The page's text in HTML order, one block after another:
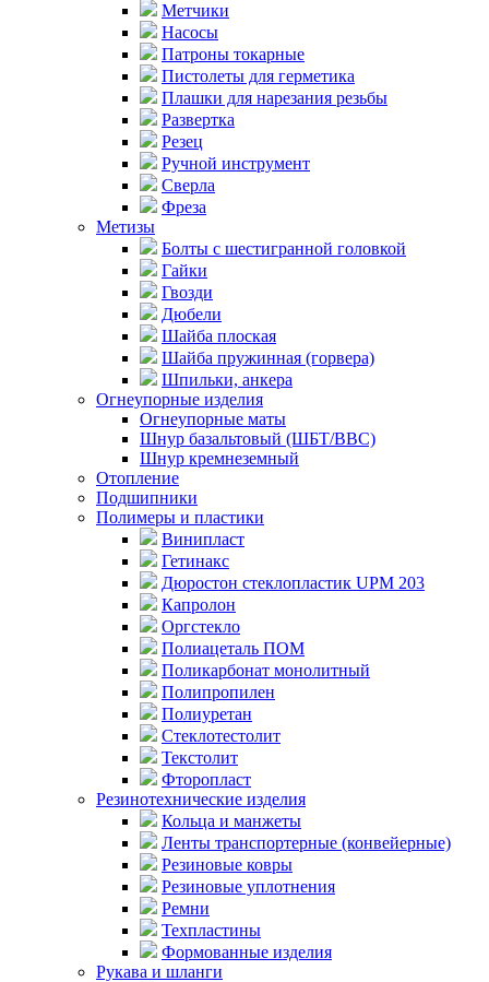
Метчики
Насосы
Патроны токарные
Пистолеты для герметика
Плашки для нарезания резьбы
Развертка
Резец
Ручной инструмент
Сверла
Фреза
Метизы
Болты с шестигранной головкой
Гайки
Гвозди
Дюбели
Шайба плоская
Шайба пружинная (горвера)
Шпильки, анкера
Огнеупорные изделия
Огнеупорные маты
Шнур базальтовый (ШБТ/ВВС)
Шнур кремнеземный
Отопление
Подшипники
Полимеры и пластики
Винипласт
Гетинакс
Дюростон стеклопластик UPM 203
Капролон
Оргстекло
Полиацеталь ПОМ
Поликарбонат монолитный
Полипропилен
Полиуретан
Стеклотестолит
Текстолит
Фторопласт
Резинотехнические изделия
Кольца и манжеты
Ленты транспортерные (конвейерные)
Резиновые ковры
Резиновые уплотнения
Ремни
Техпластины
Формованные изделия
Рукава и шланги